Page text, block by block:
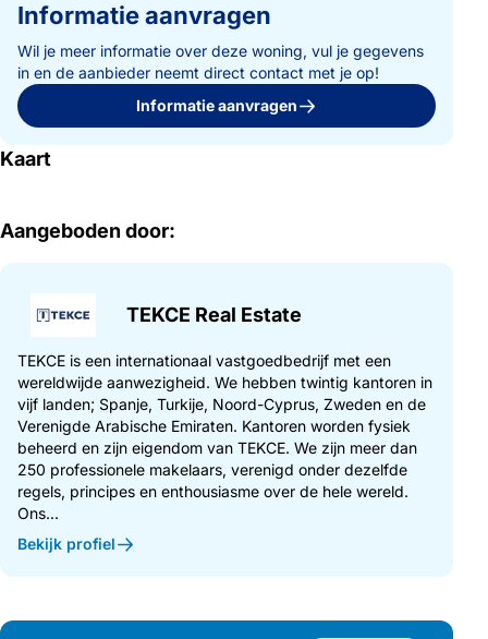
Informatie aanvragen
Wil je meer informatie over deze woning, vul je gegevens
in en de aanbieder neemt direct contact met je op!
Informatie aanvragen
Kaart
Aangeboden door:
TEKCE Real Estate
TEKCE is een internationaal vastgoedbedrijf met een
wereldwijde aanwezigheid. We hebben twintig kantoren in
vijf landen; Spanje, Turkije, Noord-Cyprus, Zweden en de
Verenigde Arabische Emiraten. Kantoren worden fysiek
beheerd en zijn eigendom van TEKCE. We zijn meer dan
250 professionele makelaars, verenigd onder dezelfde
regels, principes en enthousiasme over de hele wereld.
Ons...
Bekijk profiel